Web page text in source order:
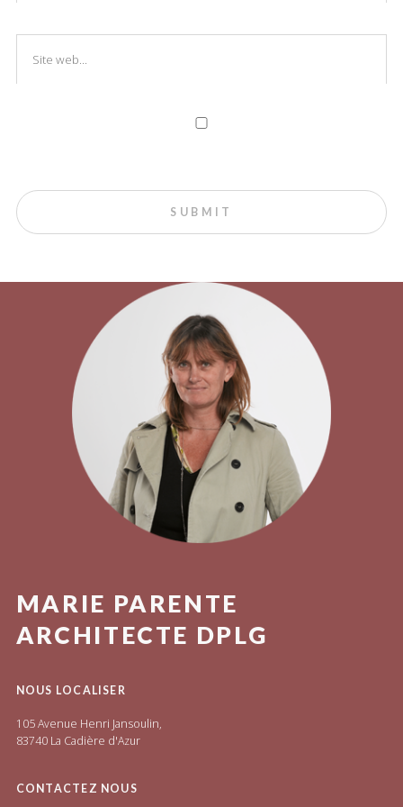
MARIE PARENTE
ARCHITECTE DPLG
NOUS LOCALISER
105 Avenue Henri Jansoulin,
83740 La Cadière d'Azur
CONTACTEZ NOUS